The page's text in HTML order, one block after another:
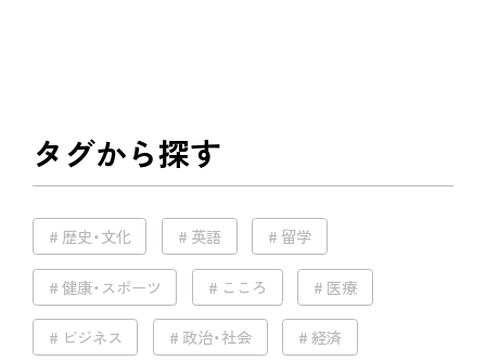
タグから探す
歴史・文化 英語 留学
健康・スポーツ こころ 医療
ビジネス 政治・社会 経済